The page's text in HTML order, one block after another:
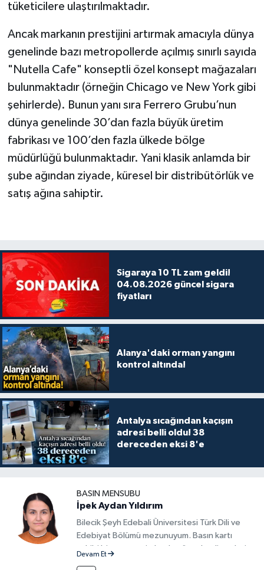
tüketicilere ulaştırılmaktadır.
Ancak markanın prestijini artırmak amacıyla dünya
genelinde bazı metropollerde açılmış sınırlı sayıda
"Nutella Cafe" konseptli özel konsept mağazaları
bulunmaktadır (örneğin Chicago ve New York gibi
şehirlerde). Bunun yanı sıra Ferrero Grubu’nun
dünya genelinde 30’dan fazla büyük üretim
fabrikası ve 100’den fazla ülkede bölge
müdürlüğü bulunmaktadır. Yani klasik anlamda bir
şube ağından ziyade, küresel bir distribütörlük ve
satış ağına sahiptir.
Sigaraya 10 TL zam geldi!
04.08.2026 güncel sigara
fiyatları
Alanya'daki orman yangını
kontrol altında!
Antalya sıcağından kaçışın
adresi belli oldu! 38
dereceden eksi 8'e
BASIN MENSUBU
İpek Aydan Yıldırım
Bilecik Şeyh Edebali Üniversitesi Türk Dili ve
Edebiyat Bölümü mezunuyum. Basın kartı
sahibi bir gazeteci olarak, güncel gelişmeleri
Devam Et